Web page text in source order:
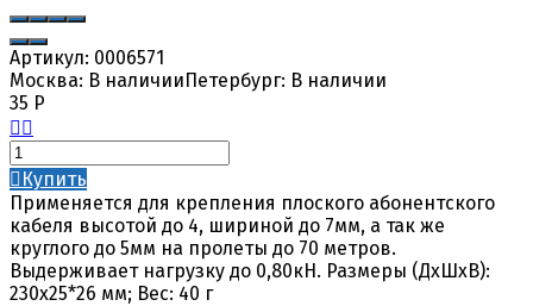
Артикул: 0006571
Москва: В наличииПетербург: В наличии
35 Р
Купить
Применяется для крепления плоского абонентского
кабеля высотой до 4, шириной до 7мм, а так же
круглого до 5мм на пролеты до 70 метров.
Выдерживает нагрузку до 0,80кН. Размеры (ДхШхВ):
230х25*26 мм; Вес: 40 г